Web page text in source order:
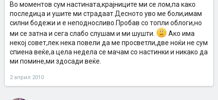
Во моментов сум настината,крајниците ми се лом,па како
последица и ушите ми страдаат.Десното уво ме боли,имам
силни бодежи и е неподносливо.Пробав со топли облоги,но
ми се затна и сега слабо слушам и ми шушти.
Ако има
некој совет,лек нека повели да ме просветли,две ноќи не сум
спиена веќе,а цела недела се мачам со настинки и никако да
ми помине,ми здосади веќе.
2 април 2010